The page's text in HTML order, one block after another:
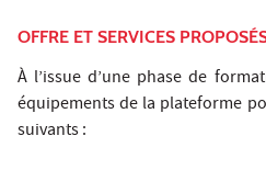
OFFRE ET SERVICES
À l’issue d’une phase de
équipements de la plateforme
suivants :